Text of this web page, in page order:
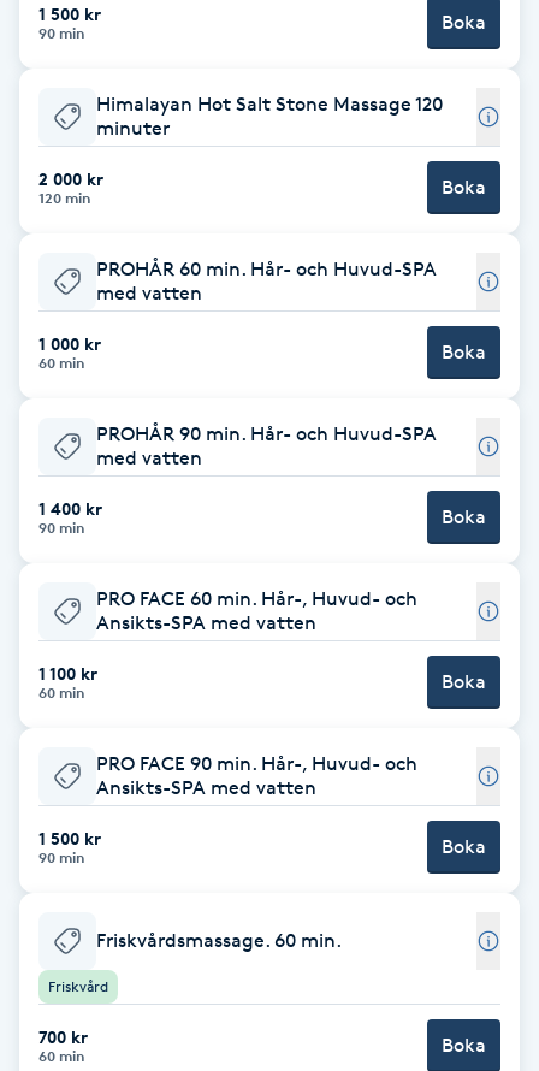
Damklippning
Diamantslipning
Extensions
Extensions borttagning
Eyeliner-tatuering
F
Face framing
Faceliftmassage
Fet hårbotten
Fibromassage
Fillers
Fotmassage
1 500 kr
90 min Boka
Himalayan Hot Salt Stone Massage 120
minuter
2 000 kr
120 min Boka
PROHÅR 60 min. Hår- och Huvud-SPA
med vatten
1 000 kr
60 min Boka
PROHÅR 90 min. Hår- och Huvud-SPA
med vatten
1 400 kr
90 min Boka
PRO FACE 60 min. Hår-, Huvud- och
Ansikts-SPA med vatten
1 100 kr
60 min Boka
PRO FACE 90 min. Hår-, Huvud- och
Ansikts-SPA med vatten
1 500 kr
90 min Boka
Friskvårdsmassage. 60 min.
Friskvård
700 kr
60 min Boka